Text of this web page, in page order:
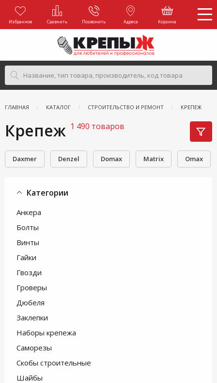
Избранное Сравнить Позвонить Адреса Корзина
ГЛАВНАЯ КАТАЛОГ СТРОИТЕЛЬСТВО И РЕМОНТ КРЕПЕЖ
Крепеж 1 490 товаров
Daxmer Denzel Domax Matrix Omax
Категории
Анкера
Болты
Винты
Гайки
Гвозди
Гроверы
Дюбеля
Заклепки
Наборы крепежа
Саморезы
Скобы строительные
Шайбы